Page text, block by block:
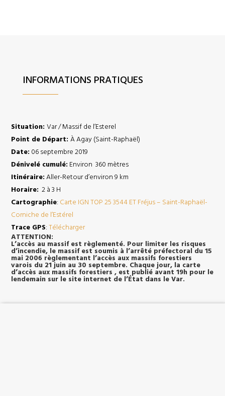
INFORMATIONS PRATIQUES
Situation:Var / Massif de l’Esterel
Point de Départ:À Agay (Saint-Raphaël)
Date: 06 septembre 2019
Dénivelé cumulé: Environ 360 mètres
Itinéraire: Aller-Retour d’environ 9 km
Horaire: 2 à 3 H
Cartographie: Carte IGN TOP 253544 ET Fréjus – Saint-Raphaël-
Corniche de l’Estérel
Trace GPS:Télécharger
ATTENTION:
L’accès au massif est règlementé. Pour limiter les risques
d’incendie, le massif est soumis à l’arrêté préfectoral du 15
mai 2006 règlementant l’accès aux massifs forestiers
varois du 21 juin au 30 septembre. Chaque jour, la carte
d’accès aux massifs forestiers, est publié avant 19h pour le
lendemain sur le site internet de l’État dans le Var.